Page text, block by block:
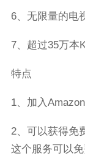
6、无限量的电
7、超过35万本
特点
1、加入
2、可以获得免
这个服务可以